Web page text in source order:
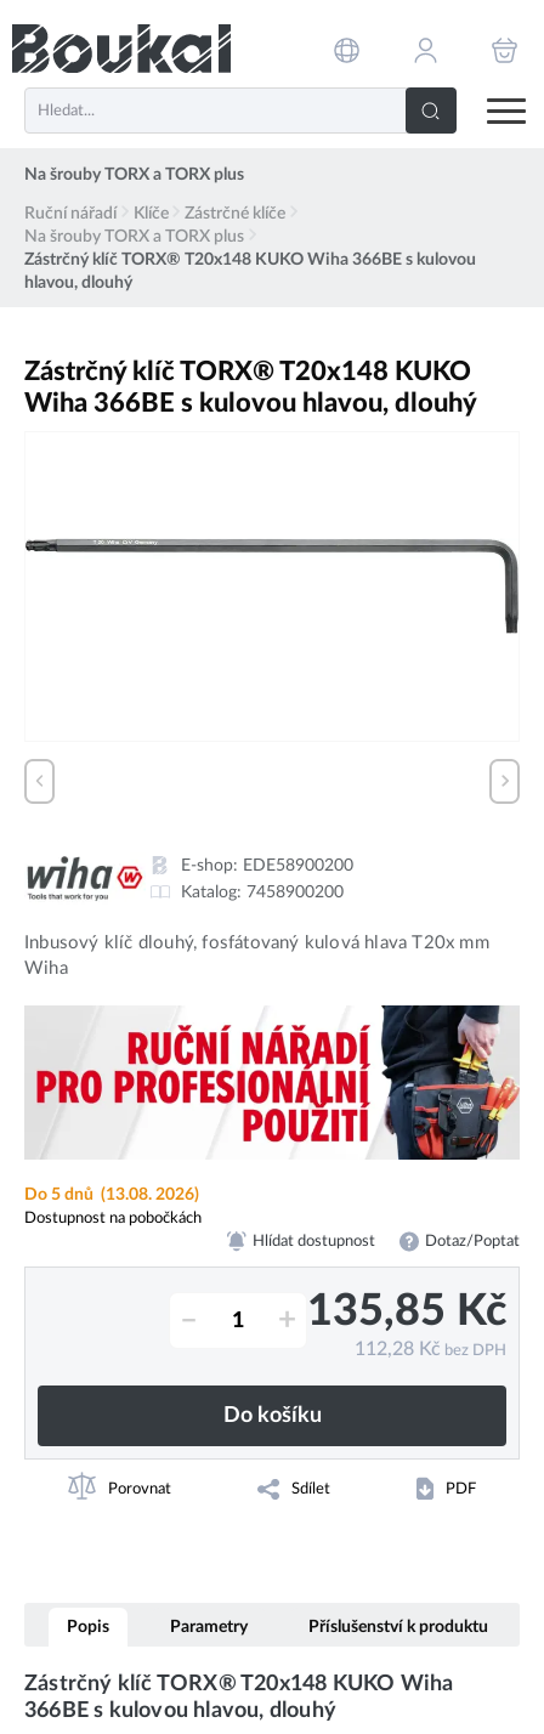
Na šrouby TORX a TORX plus
Ruční nářadí Klíče
Zástrčné klíče
Na šrouby TORX a TORX plus
Zástrčný klíč TORX® T20x148 KUKO Wiha 366BE s kulovou
hlavou, dlouhý
Zástrčný klíč TORX® T20x148 KUKO
Wiha 366BE s kulovou hlavou, dlouhý
E-shop: EDE58900200
Katalog: 7458900200
Inbusový klíč dlouhý, fosfátovaný kulová hlava T20x mm
Wiha
Do 5 dnů (13.08. 2026)
Dostupnost na pobočkách
Hlídat dostupnost Dotaz/Poptat
– + 135,85 Kč
112,28 Kč bez DPH
Do košíku
Porovnat Sdílet PDF
Popis Parametry Příslušenství k produktu
Zástrčný klíč TORX® T20x148 KUKO Wiha
366BE s kulovou hlavou, dlouhý